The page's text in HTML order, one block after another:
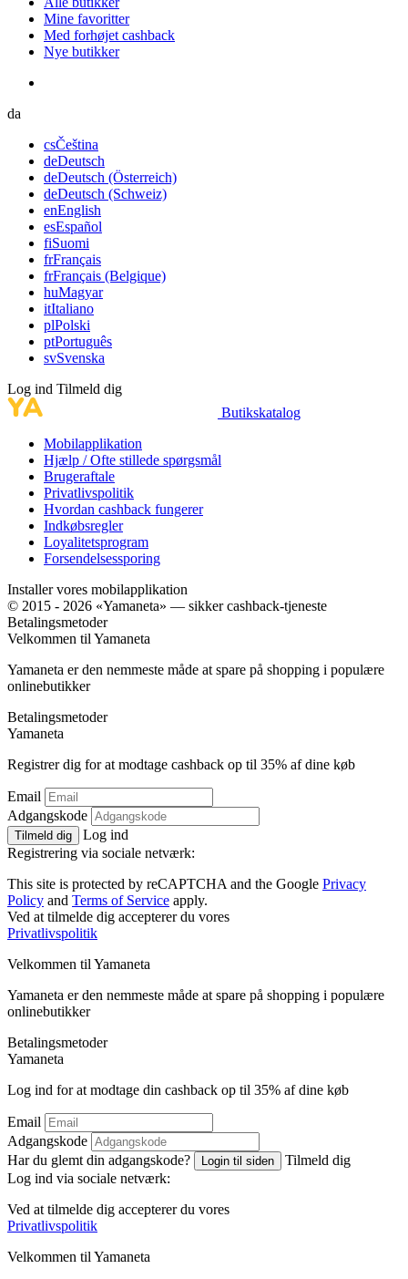
Mine favoritter
Med forhøjet cashback
Nye butikker
da
csČeština
deDeutsch
deDeutsch (Österreich)
deDeutsch (Schweiz)
enEnglish
esEspañol
fiSuomi
frFrançais
frFrançais (Belgique)
huMagyar
itItaliano
plPolski
ptPortuguês
svSvenska
Log ind Tilmeld dig
Butikskatalog
Mobilapplikation
Hjælp / Ofte stillede spørgsmål
Brugeraftale
Privatlivspolitik
Hvordan cashback fungerer
Indkøbsregler
Loyalitetsprogram
Forsendelsessporing
Installer vores mobilapplikation
© 2015 - 2026 «Yamaneta» — sikker cashback-tjeneste
Betalingsmetoder
Velkommen til Yamaneta
Yamaneta er den nemmeste måde at spare på shopping i populære
onlinebutikker
Betalingsmetoder
Yamaneta
Registrer dig for at modtage cashback op til 35% af dine køb
Email
Adgangskode
Tilmeld dig
Log ind
Registrering via sociale netværk:
This site is protected by reCAPTCHA and the Google Privacy
Policy and Terms of Service apply.
Ved at tilmelde dig accepterer du vores
Privatlivspolitik
Velkommen til Yamaneta
Yamaneta er den nemmeste måde at spare på shopping i populære
onlinebutikker
Betalingsmetoder
Yamaneta
Log ind for at modtage din cashback op til 35% af dine køb
Email
Adgangskode
Har du glemt din adgangskode?
Login til siden
Tilmeld dig
Log ind via sociale netværk:
Ved at tilmelde dig accepterer du vores
Privatlivspolitik
Velkommen til Yamaneta